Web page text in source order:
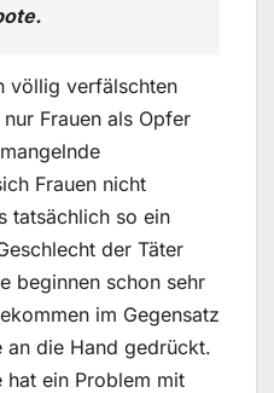
völlig verfälschten
Frauen als Opfer
Frauen nicht
tatsächlich so ein
der Täter
beginnen schon sehr
im Gegensatz
die Hand gedrückt.
hat ein Problem mit